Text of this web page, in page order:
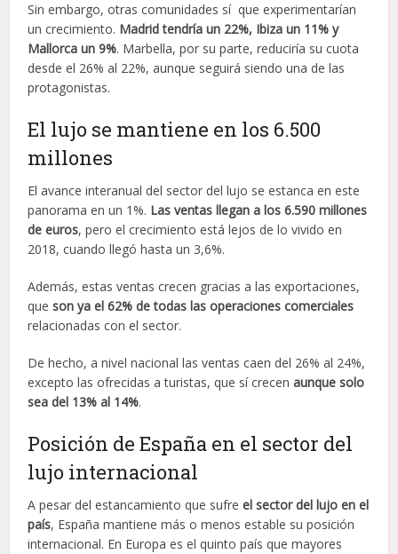
Sin embargo, otras comunidades sí que experimentarían
un crecimiento. Madrid tendría un 22%, Ibiza un 11% y
Mallorca un 9%. Marbella, por su parte, reduciría su cuota
desde el 26% al 22%, aunque seguirá siendo una de las
protagonistas.
El lujo se mantiene en los 6.500
millones
El avance interanual del sector del lujo se estanca en este
panorama en un 1%. Las ventas llegan a los 6.590 millones
de euros, pero el crecimiento está lejos de lo vivido en
2018, cuando llegó hasta un 3,6%.
Además, estas ventas crecen gracias a las exportaciones,
queson ya el 62% de todas las operaciones comerciales
relacionadas con el sector.
De hecho, a nivel nacional las ventas caen del 26% al 24%,
excepto las ofrecidas a turistas, que sí crecenaunque solo
sea del 13% al 14%.
Posición de España en el sector del
lujo internacional
A pesar del estancamiento que sufreel sector del lujo en el
país, España mantiene más o menos estable su posición
internacional. En Europa es el quinto país que mayores